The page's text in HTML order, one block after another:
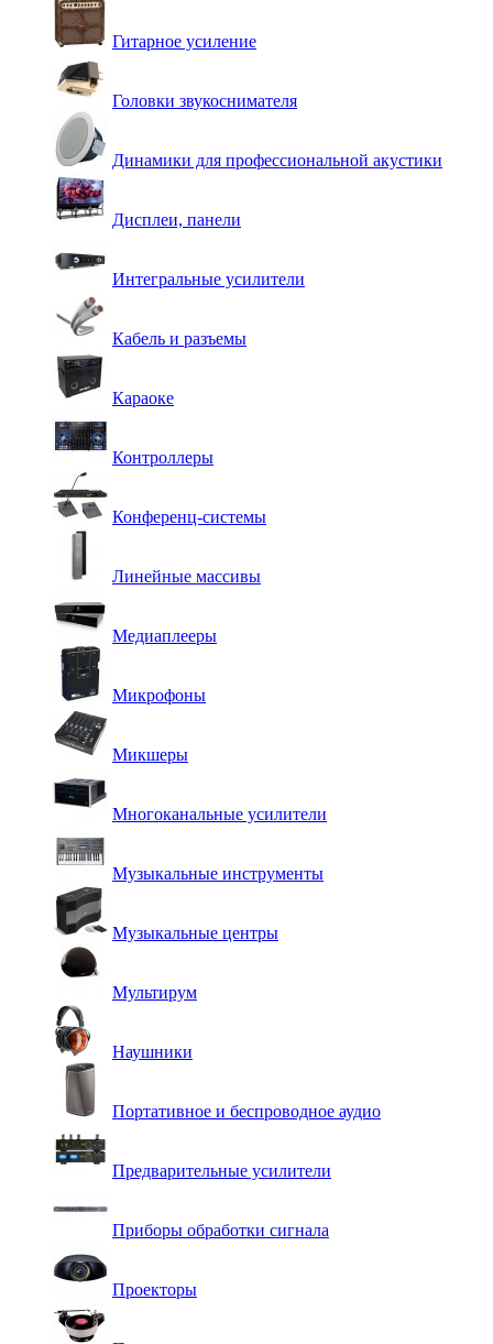
Гитарное усиление
Головки звукоснимателя
Динамики для профессиональной акустики
Дисплеи, панели
Интегральные усилители
Кабель и разъемы
Караоке
Контроллеры
Конференц-системы
Линейные массивы
Медиаплееры
Микрофоны
Микшеры
Многоканальные усилители
Музыкальные инструменты
Музыкальные центры
Мультирум
Наушники
Портативное и беспроводное аудио
Предварительные усилители
Приборы обработки сигнала
Проекторы